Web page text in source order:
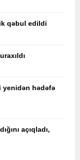
qəbul edildi
yenidən hədəfə
açıqladı,